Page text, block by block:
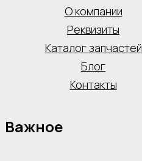
О компании
Реквизиты
Каталог запчастей
Блог
Контакты
Важное